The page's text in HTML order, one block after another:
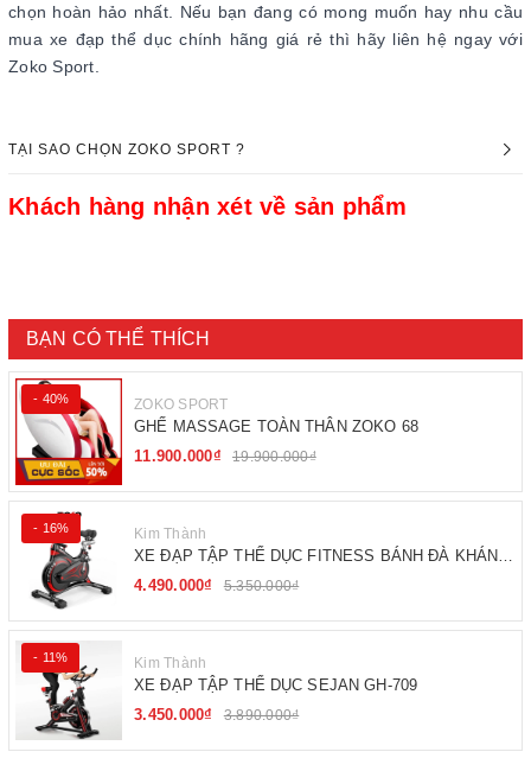
chọn hoàn hảo nhất. Nếu bạn đang có mong muốn hay nhu cầu
mua xe đạp thể dục chính hãng giá rẻ thì hãy liên hệ ngay với
Zoko Sport.
TẠI SAO CHỌN ZOKO SPORT ?
Khách hàng nhận xét về sản phẩm
BẠN CÓ THỂ THÍCH
- 40% ZOKO SPORT
GHẾ MASSAGE TOÀN THÂN ZOKO 68
11.900.000₫
19.900.000₫
- 16% Kim Thành
XE ĐẠP TẬP THỂ DỤC FITNESS BÁNH ĐÀ KHÁNG
TỪ
4.490.000₫ 5.350.000₫
- 11% Kim Thành
XE ĐẠP TẬP THỂ DỤC SEJAN GH-709
3.450.000₫
3.890.000₫